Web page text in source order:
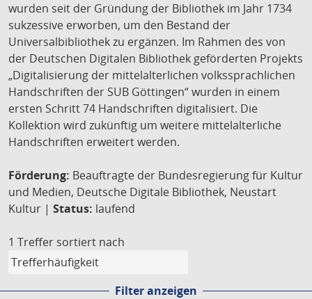
wurden seit der Gründung der Bibliothek im Jahr 1734
sukzessive erworben, um den Bestand der
Universalbibliothek zu ergänzen. Im Rahmen des von
der Deutschen Digitalen Bibliothek geförderten Projekts
„Digitalisierung der mittelalterlichen volkssprachlichen
Handschriften der SUB Göttingen“ wurden in einem
ersten Schritt 74 Handschriften digitalisiert. Die
Kollektion wird zukünftig um weitere mittelalterliche
Handschriften erweitert werden.
Förderung: Beauftragte der Bundesregierung für Kultur
und Medien, Deutsche Digitale Bibliothek, Neustart
Kultur | Status: laufend
1 Treffer sortiert nach
Filter anzeigen